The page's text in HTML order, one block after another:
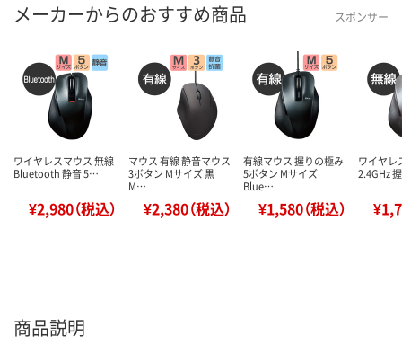
メーカーからのおすすめ商品 スポンサー
ワイヤレスマウス 無線
Bluetooth 静音 5…
¥2,980（税込）
マウス 有線 静音マウス
3ボタン Mサイズ 黒
M…
¥2,380（税込）
有線マウス 握りの極み
5ボタン Mサイズ
Blue…
¥1,580（税込）
ワイヤレ
2.4GHz
商品説明